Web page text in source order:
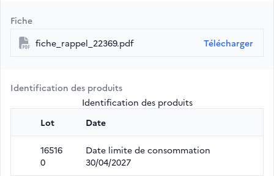
Fiche
fiche_rappel_22369.pdf
Télécharger
Identification des produits
Identification des produits
Lot
Date
16516
0
Date limite de consommation
30/04/2027